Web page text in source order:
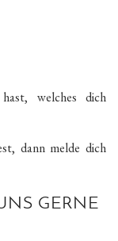
welches dich
dann melde dich
GERNE